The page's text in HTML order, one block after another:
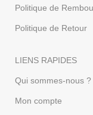
Politique de
Politique de Retour
LIENS RAPIDES
Qui sommes-nous ?
Mon compte